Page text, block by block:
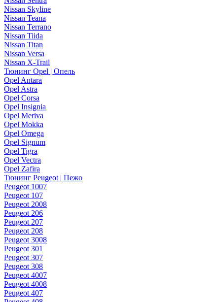
Nissan Skyline
Nissan Teana
Nissan Terrano
Nissan Tiida
Nissan Titan
Nissan Versa
Nissan X-Trail
Тюнинг Opel | Опель
Opel Antara
Opel Astra
Opel Corsa
Opel Insignia
Opel Meriva
Opel Mokka
Opel Omega
Opel Signum
Opel Tigra
Opel Vectra
Opel Zafira
Тюнинг Peugeot | Пежо
Peugeot 1007
Peugeot 107
Peugeot 2008
Peugeot 206
Peugeot 207
Peugeot 208
Peugeot 3008
Peugeot 301
Peugeot 307
Peugeot 308
Peugeot 4007
Peugeot 4008
Peugeot 407